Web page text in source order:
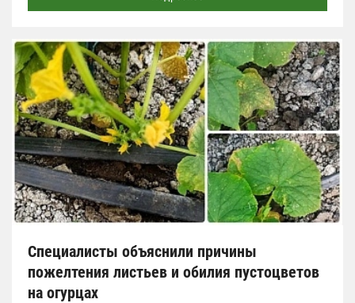
Специалисты объяснили причины
пожелтения листьев и обилия пустоцветов
на огурцах